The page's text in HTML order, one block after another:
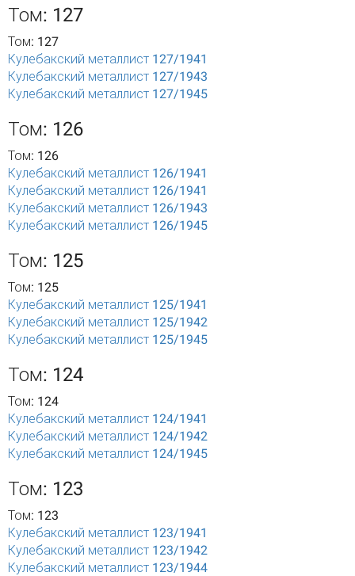
Том: 127
Том: 127
Кулебакский металлист 127/1941
Кулебакский металлист 127/1943
Кулебакский металлист 127/1945
Том: 126
Том: 126
Кулебакский металлист 126/1941
Кулебакский металлист 126/1941
Кулебакский металлист 126/1943
Кулебакский металлист 126/1945
Том: 125
Том: 125
Кулебакский металлист 125/1941
Кулебакский металлист 125/1942
Кулебакский металлист 125/1945
Том: 124
Том: 124
Кулебакский металлист 124/1941
Кулебакский металлист 124/1942
Кулебакский металлист 124/1945
Том: 123
Том: 123
Кулебакский металлист 123/1941
Кулебакский металлист 123/1942
Кулебакский металлист 123/1944